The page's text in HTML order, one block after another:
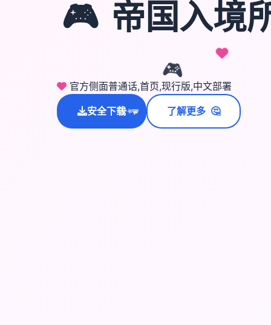
🎮
🎮 帝国入境
官方侧面普通话,首页,现行版,中文部署
安全下载
✨⭐💫 了解更多 🤔